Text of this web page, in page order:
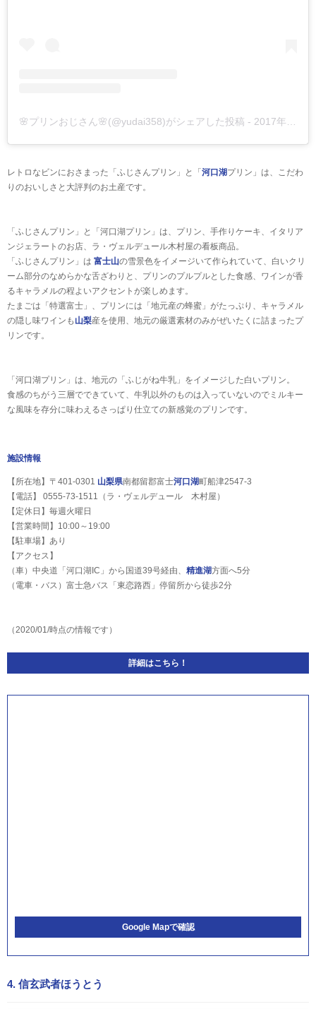
🌸プリンおじさん🌸(@yudai358)がシェアした投稿 - 2017年11月月20日午前8時59分PST
レトロなビンにおさまった「ふじさんプリン」と「 河口湖プリン」は、こだわ
りのおいしさと大評判のお土産です。
「ふじさんプリン」と「河口湖プリン」は、プリン、手作りケーキ、イタリア
ンジェラートのお店、ラ・ヴェルデュール木村屋の看板商品。
「ふじさんプリン」は 富士山の雪景色をイメージいて作られていて、白いクリ
ーム部分のなめらかな舌ざわりと、プリンのプルプルとした食感、ワインが香
るキャラメルの程よいアクセントが楽しめます。
たまごは「特選富士」、プリンには「地元産の蜂蜜」がたっぷり、キャラメル
の隠し味ワインも 山梨産を使用、地元の厳選素材のみがぜいたくに詰まったプ
リンです。
「河口湖プリン」は、地元の「ふじがね牛乳」をイメージした白いプリン。
食感のちがう三層でできていて、牛乳以外のものは入っていないのでミルキー
な風味を存分に味わえるさっぱり仕立ての新感覚のプリンです。
施設情報
【所在地】〒401-0301 山梨県南都留郡富士河口湖町船津2547-3
【電話】 0555-73-1511（ラ・ヴェルデュール 木村屋）
【定休日】毎週火曜日
【営業時間】10:00～19:00
【駐車場】あり
【アクセス】
（車）中央道「河口湖IC」から国道39号経由、 精進湖方面へ5分
（電車・バス）富士急バス「東恋路西」停留所から徒歩2分
（2020/01/時点の情報です）
詳細はこちら！
Google Mapで確認
4. 信玄武者ほうとう